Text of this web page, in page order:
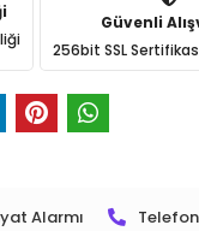
Güvenli
256bit SSL
Alarmı